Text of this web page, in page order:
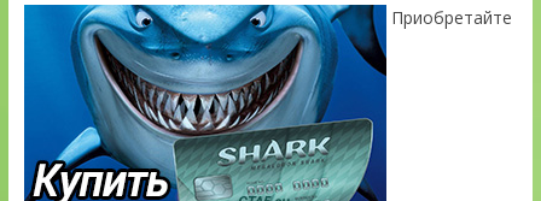
Приобретайте